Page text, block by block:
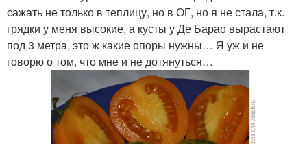
сажать не только в теплицу, но в ОГ, но я не стала, т.к.
грядки у меня высокие, а кусты у Де Барао вырастают
под 3 метра, это ж какие опоры нужны… Я уж и не
говорю о том, что мне и не дотянуться…